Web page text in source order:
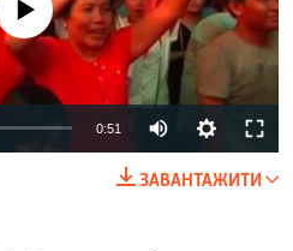
0:51
ЗАВАНТАЖИТИ